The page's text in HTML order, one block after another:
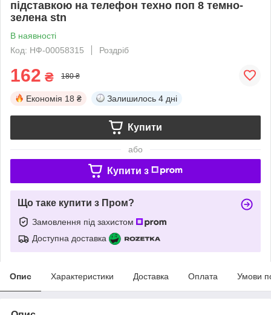
підставкою на телефон техно поп 8 темно-
зелена stn
В наявності
Код: НФ-00058315
Роздріб
162 ₴ 180 ₴
Економія 18 ₴ Залишилось 4 дні
Купити
або
Купити з
Що таке купити з Пром?
Замовлення під захистом
Доступна доставка
Опис Характеристики Доставка Оплата Умови